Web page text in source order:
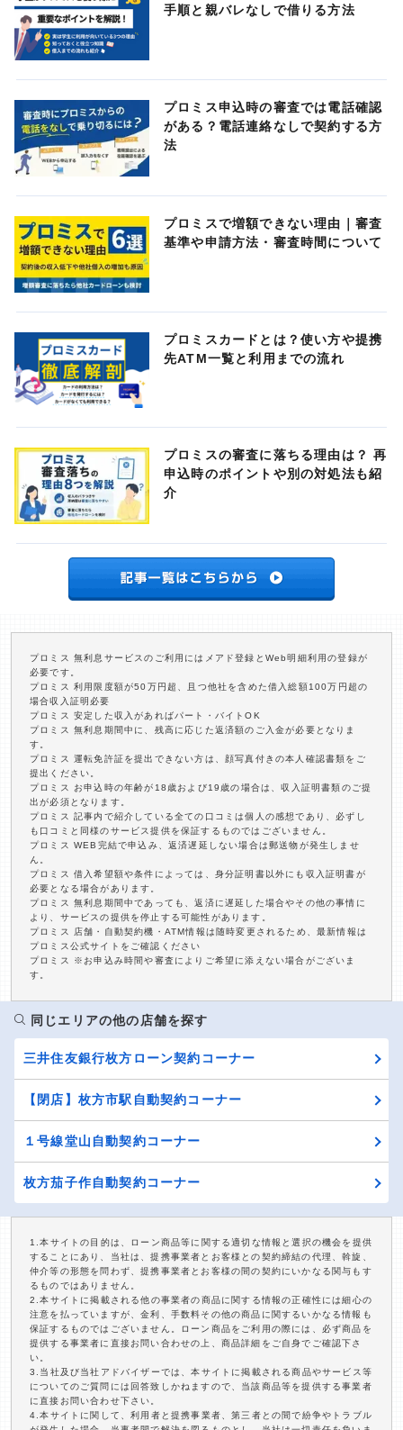
手順と親バレなしで借りる方法
プロミス申込時の審査では電話確認
がある？電話連絡なしで契約する方
法
プロミスで増額できない理由｜審査
基準や申請方法・審査時間について
プロミスカードとは？使い方や提携
先ATM一覧と利用までの流れ
プロミスの審査に落ちる理由は？ 再
申込時のポイントや別の対処法も紹
介
プロミス 無利息サービスのご利用にはメアド登録とWeb明細利用の登録が
必要です。
プロミス 利用限度額が50万円超、且つ他社を含めた借入総額100万円超の
場合収入証明必要
プロミス 安定した収入があればパート・バイトOK
プロミス 無利息期間中に、残高に応じた返済額のご入金が必要となりま
す。
プロミス 運転免許証を提出できない方は、顔写真付きの本人確認書類をご
提出ください。
プロミス お申込時の年齢が18歳および19歳の場合は、収入証明書類のご提
出が必須となります。
プロミス 記事内で紹介している全ての口コミは個人の感想であり、必ずし
も口コミと同様のサービス提供を保証するものではございません。
プロミス WEB完結で申込み、返済遅延しない場合は郵送物が発生しませ
ん。
プロミス 借入希望額や条件によっては、身分証明書以外にも収入証明書が
必要となる場合があります。
プロミス 無利息期間中であっても、返済に遅延した場合やその他の事情に
より、サービスの提供を停止する可能性があります。
プロミス 店舗・自動契約機・ATM情報は随時変更されるため、最新情報は
プロミス公式サイトをご確認ください
プロミス ※お申込み時間や審査によりご希望に添えない場合がございま
す。
同じエリアの他の店舗を探す
三井住友銀行枚方ローン契約コーナー
【閉店】枚方市駅自動契約コーナー
１号線堂山自動契約コーナー
枚方茄子作自動契約コーナー
1.本サイトの目的は、ローン商品等に関する適切な情報と選択の機会を提供
することにあり、当社は、提携事業者とお客様との契約締結の代理、斡旋、
仲介等の形態を問わず、提携事業者とお客様の間の契約にいかなる関与もす
るものではありません。
2.本サイトに掲載される他の事業者の商品に関する情報の正確性には細心の
注意を払っていますが、金利、手数料その他の商品に関するいかなる情報も
保証するものではございません。ローン商品をご利用の際には、必ず商品を
提供する事業者に直接お問い合わせの上、商品詳細をご自身でご確認下さ
い。
3.当社及び当社アドバイザーでは、本サイトに掲載される商品やサービス等
についてのご質問には回答致しかねますので、当該商品等を提供する事業者
に直接お問い合わせ下さい。
4.本サイトに関して、利用者と提携事業者、第三者との間で紛争やトラブル